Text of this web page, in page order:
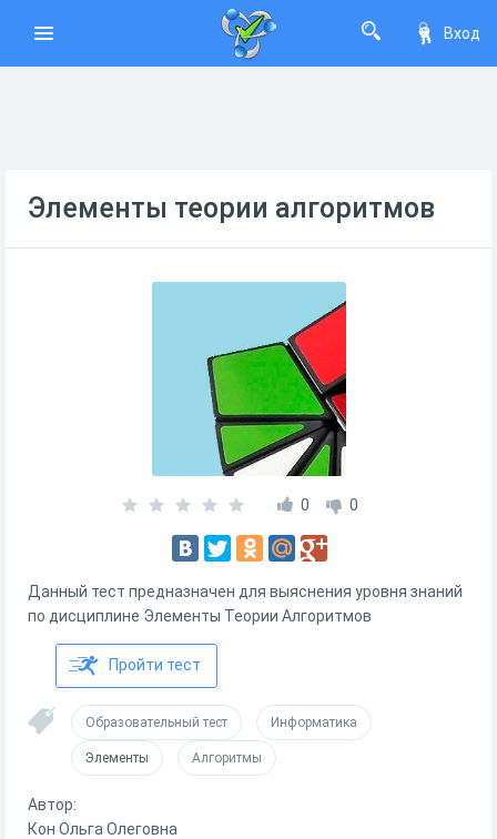
Вход
Элементы теории алгоритмов
0 0
Данный тест предназначен для выяснения уровня знаний
по дисциплине Элементы Теории Алгоритмов
Пройти тест
Образовательный тест Информатика
Элементы Алгоритмы
Автор:
Кон Ольга Олеговна